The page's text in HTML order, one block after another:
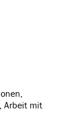
Arbeit mit